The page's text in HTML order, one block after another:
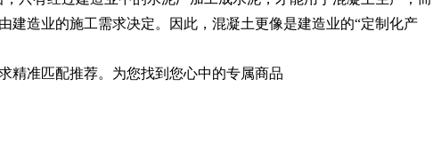
建造业的施工需求决定。因此，混凝土更像是建造业的“定制化产
精准匹配推荐。为您找到您心中的专属商品